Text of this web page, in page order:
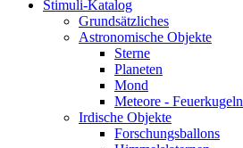
Stimuli-Katalog
Grundsätzliches
Astronomische Objekte
Sterne
Planeten
Mond
Meteore - Feuerkugeln
Irdische Objekte
Forschungsballons